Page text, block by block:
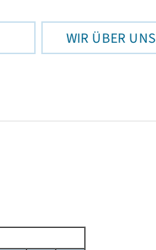
WIR ÜBER UNS